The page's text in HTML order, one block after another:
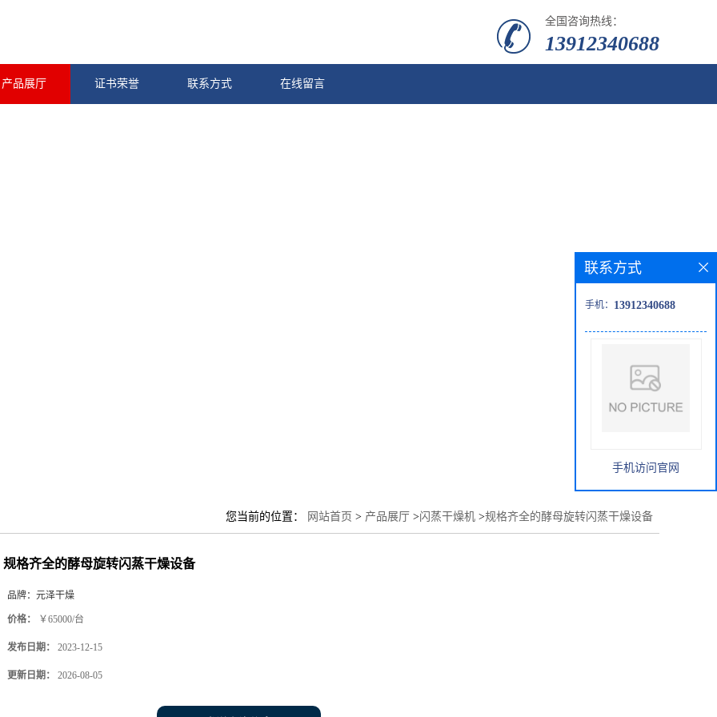
全国咨询热线：
13912340688
产品展厅 证书荣誉 联系方式 在线留言
您当前的位置： 网站首页 > 产品展厅 >闪蒸干燥机 >规格齐全的酵母旋转闪蒸干燥设备
规格齐全的酵母旋转闪蒸干燥设备
品牌： 元泽干燥
价格： ￥65000/台
发布日期： 2023-12-15
更新日期： 2026-08-05
联系方式
手机： 13912340688
手机访问官网